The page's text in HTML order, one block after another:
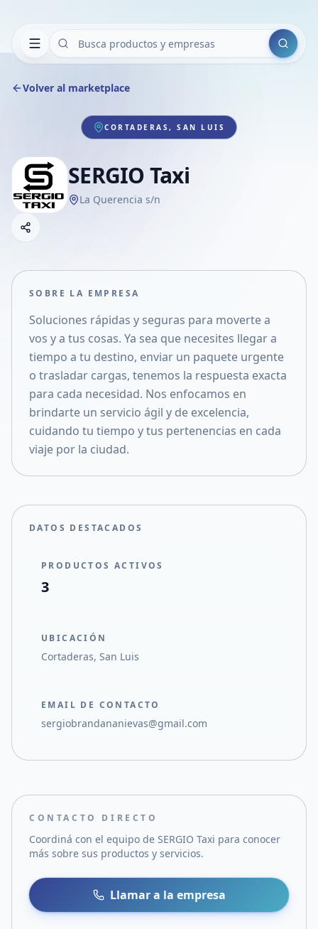
Buscar
Volver al marketplace
CORTADERAS, SAN LUIS
SERGIO Taxi
La Querencia s/n
Compartir empresa
Compartir en X
SOBRE LA EMPRESA
Soluciones rápidas y seguras para moverte a
vos y a tus cosas. Ya sea que necesites llegar a
tiempo a tu destino, enviar un paquete urgente
o trasladar cargas, tenemos la respuesta exacta
para cada necesidad. Nos enfocamos en
brindarte un servicio ágil y de excelencia,
cuidando tu tiempo y tus pertenencias en cada
viaje por la ciudad.
DATOS DESTACADOS
PRODUCTOS ACTIVOS
3
UBICACIÓN
Cortaderas, San Luis
EMAIL DE CONTACTO
sergiobrandananievas@gmail.com
CONTACTO DIRECTO
Coordiná con el equipo de SERGIO Taxi para conocer
más sobre sus productos y servicios.
Llamar a la empresa